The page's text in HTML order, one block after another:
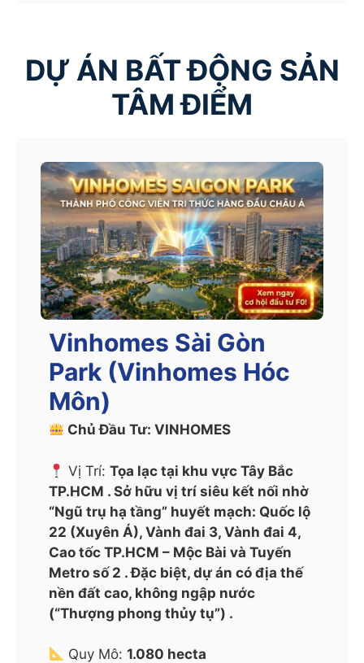
DỰ ÁN BẤT ĐỘNG SẢN
TÂM ĐIỂM
Vinhomes Sài Gòn
Park (Vinhomes Hóc
Môn)
Chủ Đầu Tư: VINHOMES
Vị Trí:Tọa lạc tại khu vực Tây Bắc
TP.HCM . Sở hữu vị trí siêu kết nối nhờ
“Ngũ trụ hạ tầng” huyết mạch: Quốc lộ
22 (Xuyên Á), Vành đai 3, Vành đai 4,
Cao tốc TP.HCM – Mộc Bài và Tuyến
Metro số 2 . Đặc biệt, dự án có địa thế
nền đất cao, không ngập nước
(“Thượng phong thủy tụ”) .
Quy Mô:1.080 hecta